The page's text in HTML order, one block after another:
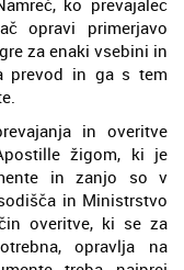
opravi primerjavo
za enaki vsebini in
prevod in ga s tem
in overitve
žigom, ki je
in zanjo so v
in Ministrstvo
overitve, ki se za
opravlja na